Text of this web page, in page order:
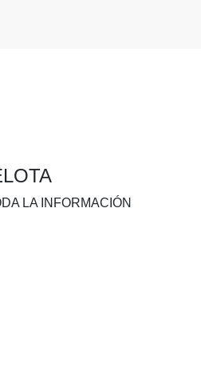
LA INFORMACIÓN